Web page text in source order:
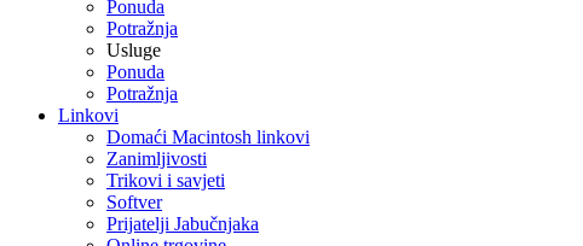
Ponuda
Potražnja
Usluge
Ponuda
Potražnja
Linkovi
Domaći Macintosh linkovi
Zanimljivosti
Trikovi i savjeti
Softver
Prijatelji Jabučnjaka